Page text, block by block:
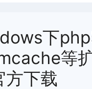
下
等
方下载